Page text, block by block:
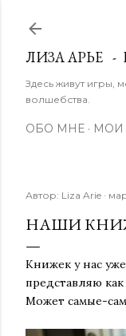
ЛИЗА АРЬЕ -
Здесь живут игры,
волшебства.
ОБО МНЕ МОИ
Автор: Liza Arie
НАШИ
Книжек у нас
представляю
Может самые-